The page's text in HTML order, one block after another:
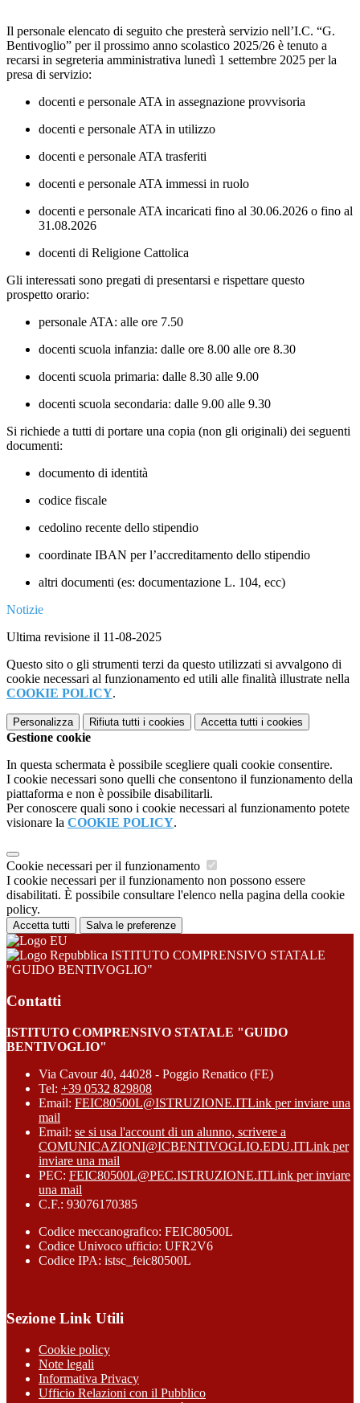
Il personale elencato di seguito che presterà servizio nell’I.C. “G.
Bentivoglio” per il prossimo anno scolastico 2025/26 è tenuto a
recarsi in segreteria amministrativa lunedì 1 settembre 2025 per la
presa di servizio:
docenti e personale ATA in assegnazione provvisoria
docenti e personale ATA in utilizzo
docenti e personale ATA trasferiti
docenti e personale ATA immessi in ruolo
docenti e personale ATA incaricati fino al 30.06.2026 o fino al
31.08.2026
docenti di Religione Cattolica
Gli interessati sono pregati di presentarsi e rispettare questo
prospetto orario:
personale ATA: alle ore 7.50
docenti scuola infanzia: dalle ore 8.00 alle ore 8.30
docenti scuola primaria: dalle 8.30 alle 9.00
docenti scuola secondaria: dalle 9.00 alle 9.30
Si richiede a tutti di portare una copia (non gli originali) dei seguenti
documenti:
documento di identità
codice fiscale
cedolino recente dello stipendio
coordinate IBAN per l’accreditamento dello stipendio
altri documenti (es: documentazione L. 104, ecc)
Notizie
Ultima revisione il 11-08-2025
Questo sito o gli strumenti terzi da questo utilizzati si avvalgono di
cookie necessari al funzionamento ed utili alle finalità illustrate nella
COOKIE POLICY.
Personalizza Rifiuta tutti i cookies Accetta tutti i cookies
Gestione cookie
In questa schermata è possibile scegliere quali cookie consentire.
I cookie necessari sono quelli che consentono il funzionamento della
piattaforma e non è possibile disabilitarli.
Per conoscere quali sono i cookie necessari al funzionamento potete
visionare la COOKIE POLICY.
Cookie necessari per il funzionamento
I cookie necessari per il funzionamento non possono essere
disabilitati. È possibile consultare l'elenco nella pagina della cookie
policy.
Accetta tutti Salva le preferenze
ISTITUTO COMPRENSIVO STATALE
"GUIDO BENTIVOGLIO"
Contatti
ISTITUTO COMPRENSIVO STATALE "GUIDO
BENTIVOGLIO"
Via Cavour 40, 44028 - Poggio Renatico (FE)
Tel: +39 0532 829808
Email: FEIC80500L@ISTRUZIONE.ITLink per inviare una
mail
Email: se si usa l'account di un alunno, scrivere a
COMUNICAZIONI@ICBENTIVOGLIO.EDU.ITLink per
inviare una mail
PEC: FEIC80500L@PEC.ISTRUZIONE.ITLink per inviare
una mail
C.F.: 93076170385
Codice meccanografico: FEIC80500L
Codice Univoco ufficio: UFR2V6
Codice IPA: istsc_feic80500L
Sezione Link Utili
Cookie policy
Note legali
Informativa Privacy
Ufficio Relazioni con il Pubblico